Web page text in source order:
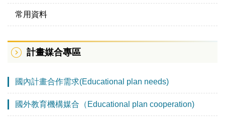
常用資料
計畫媒合專區
國內計畫合作需求(Educational plan needs)
國外教育機構媒合（Educational plan cooperation)